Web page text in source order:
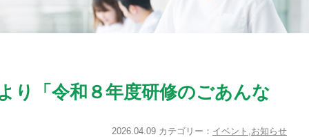
り「令和８年度研修のごあんな
2026.04.09 カテゴリー： イベント ,お知らせ